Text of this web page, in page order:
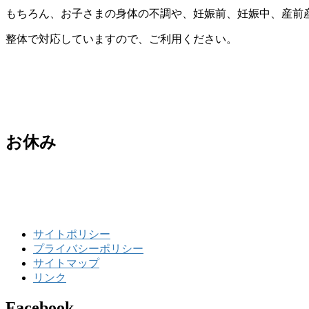
もちろん、お子さまの身体の不調や、妊娠前、妊娠中、産前
整体で対応していますので、ご利用ください。
お休み
サイトポリシー
プライバシーポリシー
サイトマップ
リンク